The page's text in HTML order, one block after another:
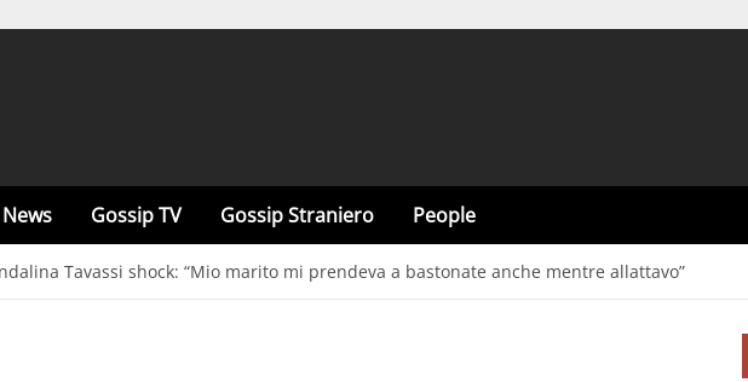
Gossip TV Gossip Straniero People
Tavassi shock: “Mio marito mi prendeva a bastonate anche mentre allattavo”